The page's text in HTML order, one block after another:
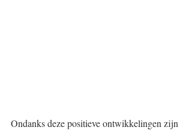
Ondanks deze positieve ontwikkelingen zijn